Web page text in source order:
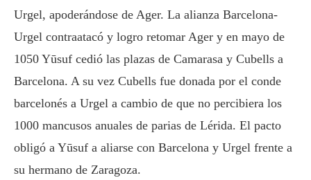
Urgel, apoderándose de Ager. La alianza Barcelona-
Urgel contraatacó y logro retomar Ager y en mayo de
1050 Yūsuf cedió las plazas de Camarasa y Cubells a
Barcelona. A su vez Cubells fue donada por el conde
barcelonés a Urgel a cambio de que no percibiera los
1000 mancusos anuales de parias de Lérida. El pacto
obligó a Yūsuf a aliarse con Barcelona y Urgel frente a
su hermano de Zaragoza.